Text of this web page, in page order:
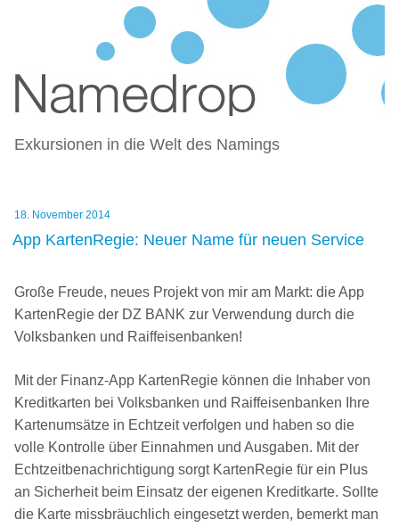
NAMEDROP – BLOG ZU
NAMENSFINDUNG UND NAMING
Exkursionen in die Welt des Namings
Veröffentlicht
am
18. November 2014
App KartenRegie: Neuer Name für neuen Service
Große Freude, neues Projekt von mir am Markt: die App
KartenRegie der DZ BANK zur Verwendung durch die
Volksbanken und Raiffeisenbanken!
Mit der Finanz-App KartenRegie können die Inhaber von
Kreditkarten bei Volksbanken und Raiffeisenbanken Ihre
Kartenumsätze in Echtzeit verfolgen und haben so die
volle Kontrolle über Einnahmen und Ausgaben. Mit der
Echtzeitbenachrichtigung sorgt KartenRegie für ein Plus
an Sicherheit beim Einsatz der eigenen Kreditkarte. Sollte
die Karte missbräuchlich eingesetzt werden, bemerkt man